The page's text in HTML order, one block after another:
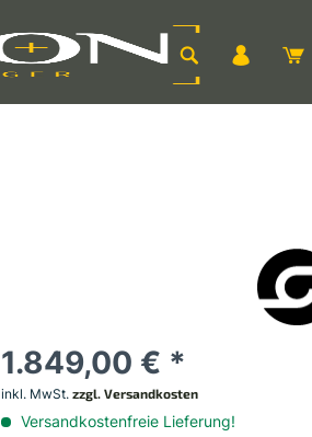
1.849,00 € *
inkl. MwSt.zzgl. Versandkosten
Versandkostenfreie Lieferung!